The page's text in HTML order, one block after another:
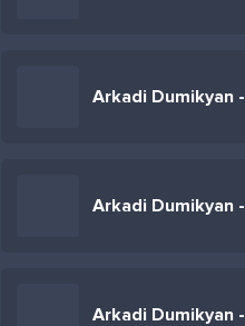
Arkadi Dumikyan -
Arkadi Dumikyan -
Arkadi Dumikyan -